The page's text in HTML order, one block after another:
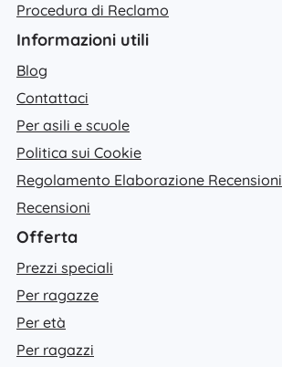
Procedura di Reclamo
Informazioni utili
Blog
Contattaci
Per asili e scuole
Politica sui Cookie
Regolamento Elaborazione Recensioni
Recensioni
Offerta
Prezzi speciali
Per ragazze
Per età
Per ragazzi